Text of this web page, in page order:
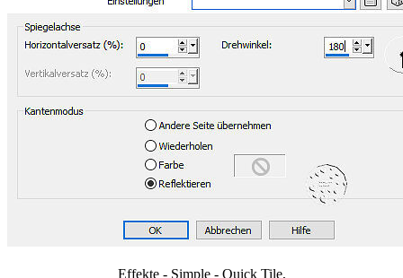
Effekte - Simple - Quick Tile,